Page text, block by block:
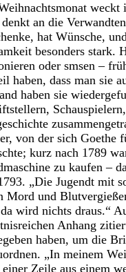
weckt
an die
hat Wünsche,
besonders stark.
oder smsen –
haben, dass man sie
haben sie
von der sich Goethe
kurz nach 1789
zu kaufen –
„Die Jugendt mit
Mord und
wird nichts draus.“
Anhang
haben, um die
„In meinem
einer Zeile aus einem